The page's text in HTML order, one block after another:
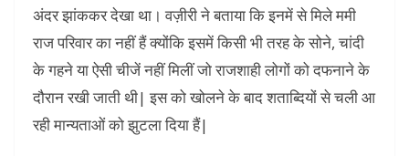
अंदर झांककर देखा था। वज़ीरी ने बताया कि इनमें से मिले ममी
राज परिवार का नहीं हैं क्योंकि इसमें किसी भी तरह के सोने, चांदी
के गहने या ऐसी चीजें नहीं मिलीं जो राजशाही लोगों को दफनाने के
दौरान रखी जाती थी| इस को खोलने के बाद शताब्दियों से चली आ
रही मान्यताओं को झुटला दिया हैं|